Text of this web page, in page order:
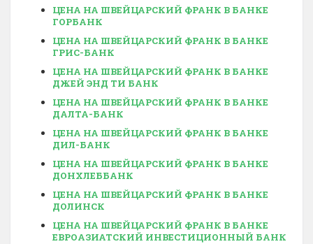
ЦЕНА НА ШВЕЙЦАРСКИЙ ФРАНК В БАНКЕ
ГОРБАНК
ЦЕНА НА ШВЕЙЦАРСКИЙ ФРАНК В БАНКЕ
ГРИС-БАНК
ЦЕНА НА ШВЕЙЦАРСКИЙ ФРАНК В БАНКЕ
ДЖЕЙ ЭНД ТИ БАНК
ЦЕНА НА ШВЕЙЦАРСКИЙ ФРАНК В БАНКЕ
ДАЛТА-БАНК
ЦЕНА НА ШВЕЙЦАРСКИЙ ФРАНК В БАНКЕ
ДИЛ-БАНК
ЦЕНА НА ШВЕЙЦАРСКИЙ ФРАНК В БАНКЕ
ДОНХЛЕББАНК
ЦЕНА НА ШВЕЙЦАРСКИЙ ФРАНК В БАНКЕ
ДОЛИНСК
ЦЕНА НА ШВЕЙЦАРСКИЙ ФРАНК В БАНКЕ
ЕВРОАЗИАТСКИЙ ИНВЕСТИЦИОННЫЙ БАНК